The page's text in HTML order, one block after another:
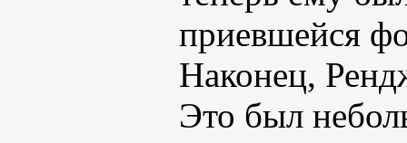
приевшейся
Наконец,
Это был